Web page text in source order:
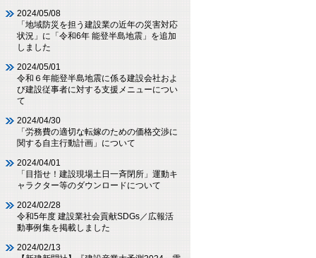
2024/05/08
「地域防災を担う建設業の近年の災害対応
状況」に「令和6年 能登半島地震」を追加
しました
2024/05/01
令和６年能登半島地震に係る建設会社およ
び建設従事者に対する支援メニューについ
て
2024/04/30
「労務費の適切な転嫁のための価格交渉に
関する自主行動計画」について
2024/04/01
「目指せ！建設現場土日一斉閉所」運動キ
ャラクター等のダウンロードについて
2024/02/28
令和5年度 建設業社会貢献SDGs／広報活
動事例集を掲載しました
2024/02/13